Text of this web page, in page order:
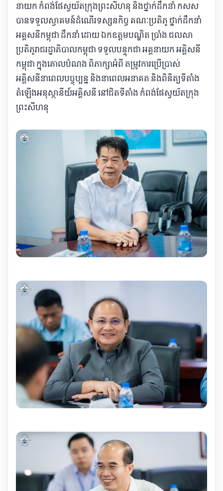
នាយក កំពង់ផែស្វយ័តក្រុងព្រះសីហនុ និងថ្នាក់ដឹកនាំ កសស
បានទទួលស្វាគមន៍ដំណើរទស្សនកិច្ច គណៈប្រតិភូ ថ្នាក់ដឹកនាំ
អគ្គសនីកម្ពុជា ដឹកនាំ ដោយ ឯកឧត្តមបណ្ឌិត ប្រាំង ជលសា
ប្រតិភូរាជរដ្ឋាភិបាលកម្ពុជា ទទួលបន្ទុកជា អគ្គនាយក អគ្គិសនី
កម្ពុជា ក្នុងគោលបំណង ពិភាក្សាអំពី តម្រូវការប្រើប្រាស់
អគ្គិសនីនាពេលបច្ចុប្បន្ន និងនាពេលអនាគត និងពិនិត្យទីតាំង
តំឡើងអនុស្ថានីយ៍អគ្គិសនី នៅជិតទីតាំង កំពង់ផែស្វយ័តក្រុង
ព្រះសីហនុ